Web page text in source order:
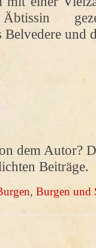
Äbtissin
und
dem Autor?
Beiträge.
, Burgen und